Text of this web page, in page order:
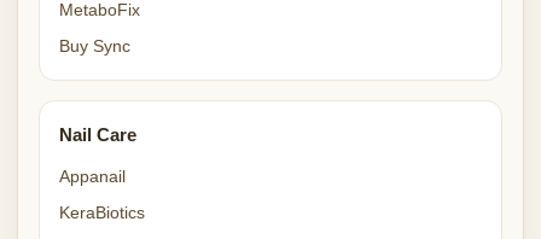
MetaboFix
Buy Sync
Nail Care
Appanail
KeraBiotics